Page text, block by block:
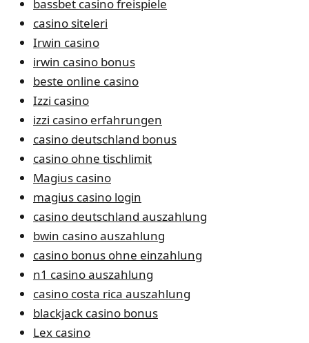
bassbet casino freispiele
casino siteleri
Irwin casino
irwin casino bonus
beste online casino
Izzi casino
izzi casino erfahrungen
casino deutschland bonus
casino ohne tischlimit
Magius casino
magius casino login
casino deutschland auszahlung
bwin casino auszahlung
casino bonus ohne einzahlung
n1 casino auszahlung
casino costa rica auszahlung
blackjack casino bonus
Lex casino